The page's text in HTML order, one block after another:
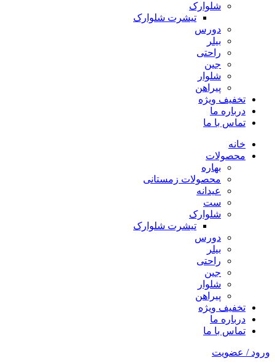
شلوارک
تیشرت شلوارک
دورس
بیلر
راحتی
جین
شلوار
پیراهن
تخفیف ویژه
درباره ما
تماس با ما
خانه
محصولات
بهاره
محصولات زمستانی
عیدانه
ست
شلوارک
تیشرت شلوارک
دورس
بیلر
راحتی
جین
شلوار
پیراهن
تخفیف ویژه
درباره ما
تماس با ما
ورود / عضویت